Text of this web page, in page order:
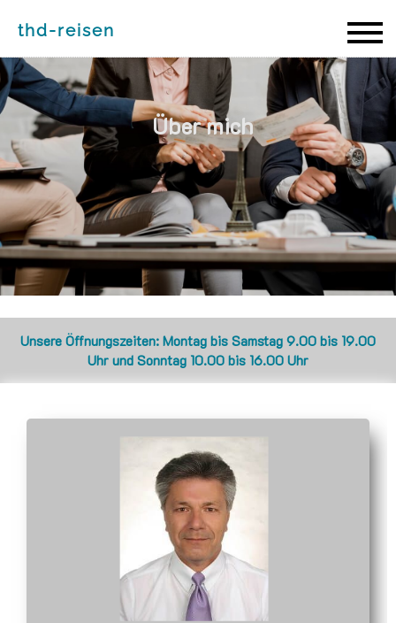
thd-reisen
Über mich
Unsere Öffnungszeiten: Montag bis Samstag 9.00 bis 19.00
Uhr und Sonntag 10.00 bis 16.00 Uhr